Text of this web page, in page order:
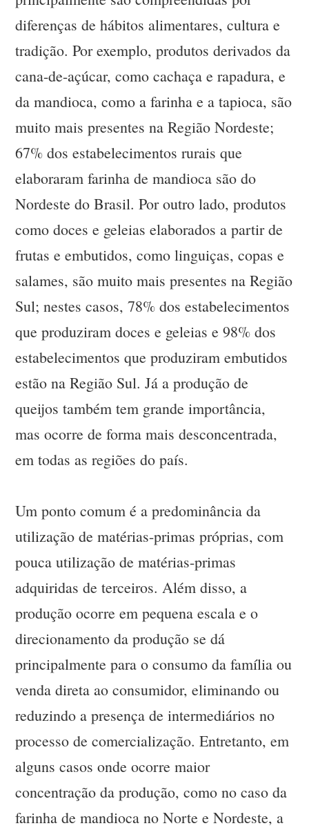
diferenças de hábitos alimentares, cultura e
tradição. Por exemplo, produtos derivados da
cana-de-açúcar, como cachaça e rapadura, e
da mandioca, como a farinha e a tapioca, são
muito mais presentes na Região Nordeste;
67% dos estabelecimentos rurais que
elaboraram farinha de mandioca são do
Nordeste do Brasil. Por outro lado, produtos
como doces e geleias elaborados a partir de
frutas e embutidos, como linguiças, copas e
salames, são muito mais presentes na Região
Sul; nestes casos, 78% dos estabelecimentos
que produziram doces e geleias e 98% dos
estabelecimentos que produziram embutidos
estão na Região Sul. Já a produção de
queijos também tem grande importância,
mas ocorre de forma mais desconcentrada,
em todas as regiões do país.
Um ponto comum é a predominância da
utilização de matérias-primas próprias, com
pouca utilização de matérias-primas
adquiridas de terceiros. Além disso, a
produção ocorre em pequena escala e o
direcionamento da produção se dá
principalmente para o consumo da família ou
venda direta ao consumidor, eliminando ou
reduzindo a presença de intermediários no
processo de comercialização. Entretanto, em
alguns casos onde ocorre maior
concentração da produção, como no caso da
farinha de mandioca no Norte e Nordeste, a